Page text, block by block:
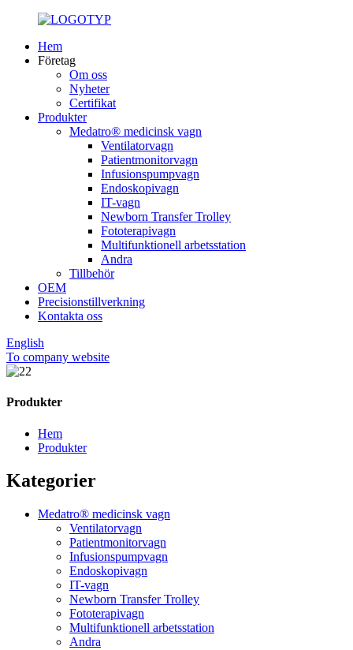
Hem
Företag
Om oss
Nyheter
Certifikat
Produkter
Medatro® medicinsk vagn
Ventilatorvagn
Patientmonitorvagn
Infusionspumpvagn
Endoskopivagn
IT-vagn
Newborn Transfer Trolley
Fototerapivagn
Multifunktionell arbetsstation
Andra
Tillbehör
OEM
Precisionstillverkning
Kontakta oss
English
To company website
Produkter
Hem
Produkter
Kategorier
Medatro® medicinsk vagn
Ventilatorvagn
Patientmonitorvagn
Infusionspumpvagn
Endoskopivagn
IT-vagn
Newborn Transfer Trolley
Fototerapivagn
Multifunktionell arbetsstation
Andra